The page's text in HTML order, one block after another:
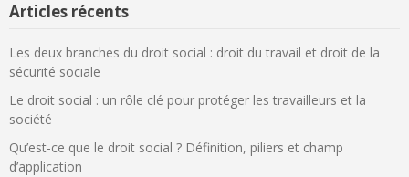
Articles récents
Les deux branches du droit social : droit du travail et droit de la
sécurité sociale
Le droit social : un rôle clé pour protéger les travailleurs et la
société
Qu’est-ce que le droit social ? Définition, piliers et champ
d’application